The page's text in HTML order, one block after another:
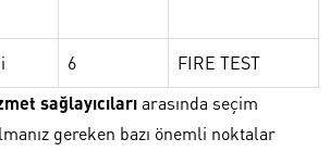
6
FIRE TEST
sağlayıcılarıarasında seçim
gereken bazı önemli noktalar